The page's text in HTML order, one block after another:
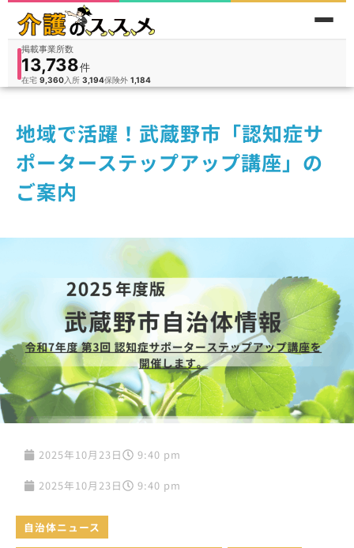
掲載事業所数
13,738件
在宅 9,360入所 3,194保険外 1,184
人
件
地域で活躍！武蔵野市「認知症サ
ポーターステップアップ講座」の
ご案内
2025年10月23日 9:40 pm
2025年10月23日 9:40 pm
自治体ニュース